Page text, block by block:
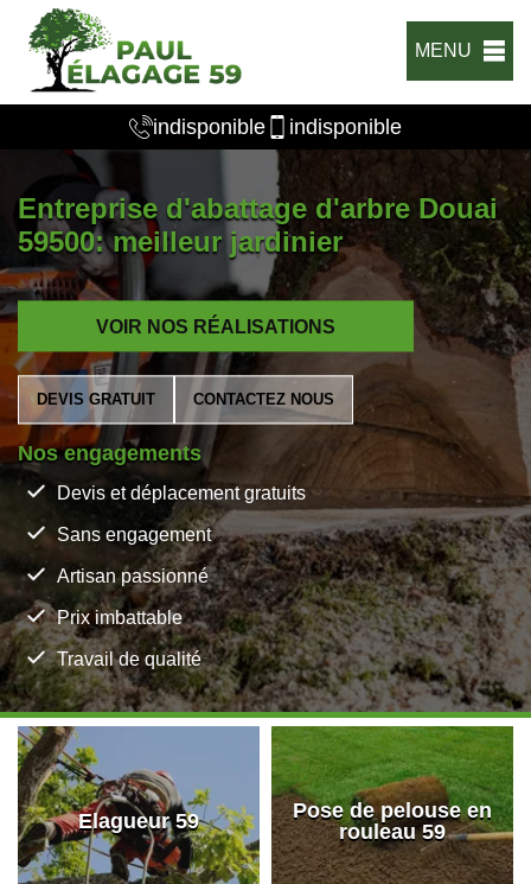
MENU
indisponible indisponible
Entreprise d'abattage d'arbre Douai
59500: meilleur jardinier
VOIR NOS RÉALISATIONS
DEVIS GRATUIT CONTACTEZ NOUS
Nos engagements
Devis et déplacement gratuits
Sans engagement
Artisan passionné
Prix imbattable
Travail de qualité
Elagueur 59
Pose de pelouse en
rouleau 59